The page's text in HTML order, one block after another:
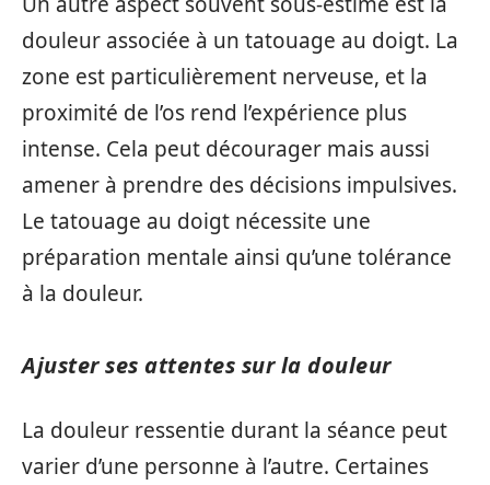
douleur associée à un tatouage au doigt. La
zone est particulièrement nerveuse, et la
proximité de l’os rend l’expérience plus
intense. Cela peut décourager mais aussi
amener à prendre des décisions impulsives.
Le tatouage au doigt nécessite une
préparation mentale ainsi qu’une tolérance
à la douleur.
Ajuster ses attentes sur la douleur
La douleur ressentie durant la séance peut
varier d’une personne à l’autre. Certaines